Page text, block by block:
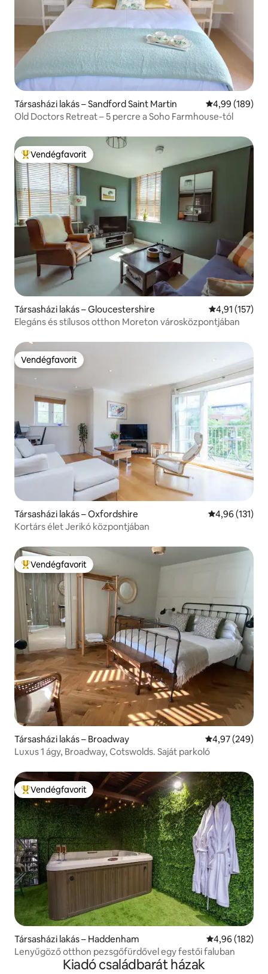
Társasházi lakás – Sandford Saint Martin Átlagos
4,99 (189)
Old Doctors Retreat – 5 percre a Soho Farmhouse-tól
Kiemelt vendégfavorit
Vendégfavorit
Társasházi lakás – Gloucestershire Átlagos
4,91 (157)
Elegáns és stílusos otthon Moreton városközpontjában
Vendégfavorit
Vendégfavorit
Társasházi lakás – Oxfordshire Átlagos
4,96 (131)
Kortárs élet Jerikó központjában
Kiemelt vendégfavorit
Vendégfavorit
Társasházi lakás – Broadway Átlagos
4,97 (249)
Luxus 1 ágy, Broadway, Cotswolds. Saját parkoló
Kiemelt vendégfavorit
Vendégfavorit
Társasházi lakás – Haddenham Átlagos
4,96 (182)
Lenyűgöző otthon pezsgőfürdővel egy festői faluban
Kiadó családbarát házak